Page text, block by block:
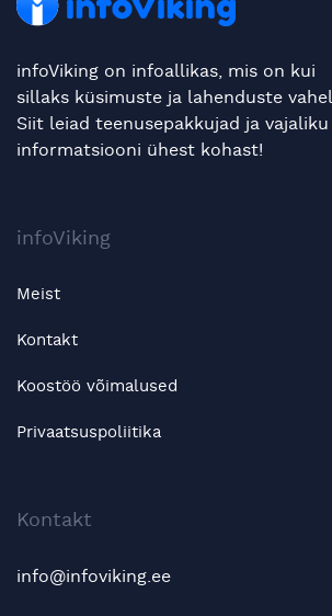
infoViking on infoallikas, mis on kui
sillaks küsimuste ja lahenduste vahel.
Siit leiad teenusepakkujad ja vajaliku
informatsiooni ühest kohast!
infoViking
Meist
Kontakt
Koostöö võimalused
Privaatsuspoliitika
Kontakt
info@infoviking.ee